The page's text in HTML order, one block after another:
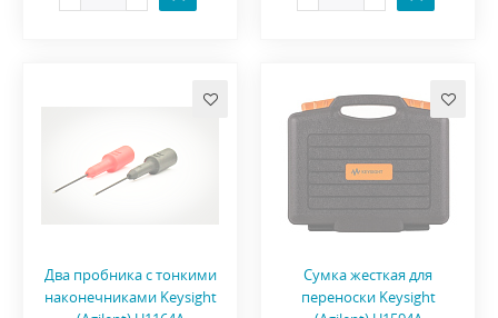
Два пробника с тонкими
наконечниками Keysight
Сумка жесткая для
переноски Keysight